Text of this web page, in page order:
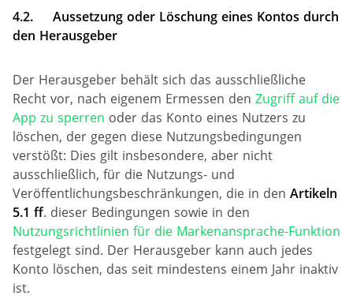
4.2.
Aussetzung oder Löschung eines Kontos durch
den Herausgeber
Der Herausgeber behält sich das ausschließliche
Recht vor, nach eigenem Ermessen den Zugriff auf die
App zu sperren oder das Konto eines Nutzers zu
löschen, der gegen diese Nutzungsbedingungen
verstößt: Dies gilt insbesondere, aber nicht
ausschließlich, für die Nutzungs- und
Veröffentlichungsbeschränkungen, die in den Artikeln
5.1 ff. dieser Bedingungen sowie in den
Nutzungsrichtlinien für die Markenansprache-Funktion
festgelegt sind. Der Herausgeber kann auch jedes
Konto löschen, das seit mindestens einem Jahr inaktiv
ist.